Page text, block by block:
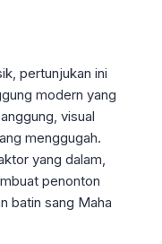
pertunjukan ini
modern yang
visual
menggugah.
yang dalam,
penonton
batin sang Maha